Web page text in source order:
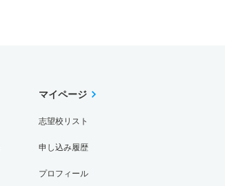
マイページ
志望校リスト
申し込み履歴
プロフィール